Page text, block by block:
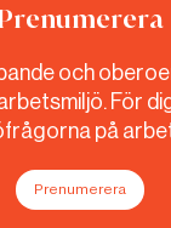
och
För
på
Prenumerera